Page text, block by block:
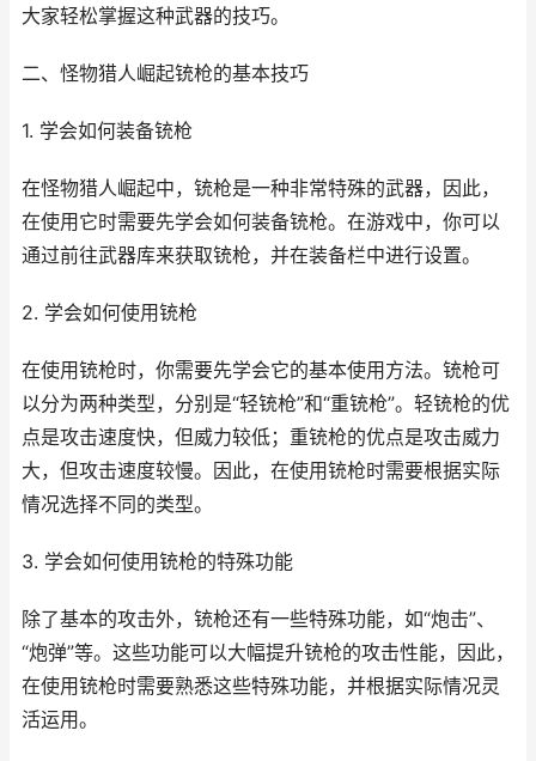
大家轻松掌握这种武器的技巧。
二、怪物猎人崛起铳枪的基本技巧
1. 学会如何装备铳枪
在怪物猎人崛起中，铳枪是一种非常特殊的武器，因此，
在使用它时需要先学会如何装备铳枪。在游戏中，你可以
通过前往武器库来获取铳枪，并在装备栏中进行设置。
2. 学会如何使用铳枪
在使用铳枪时，你需要先学会它的基本使用方法。铳枪可
以分为两种类型，分别是“轻铳枪”和“重铳枪”。轻铳枪的优
点是攻击速度快，但威力较低；重铳枪的优点是攻击威力
大，但攻击速度较慢。因此，在使用铳枪时需要根据实际
情况选择不同的类型。
3. 学会如何使用铳枪的特殊功能
除了基本的攻击外，铳枪还有一些特殊功能，如“炮击”、
“炮弹”等。这些功能可以大幅提升铳枪的攻击性能，因此，
在使用铳枪时需要熟悉这些特殊功能，并根据实际情况灵
活运用。